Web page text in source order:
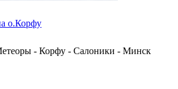
о.Корфу
- Корфу - Салоники - Минск